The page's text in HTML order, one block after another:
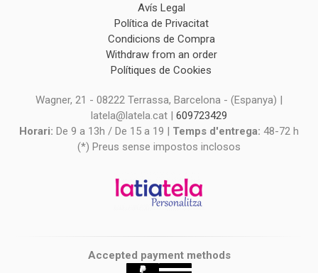
Avís Legal
Política de Privacitat
Condicions de Compra
Withdraw from an order
Polítiques de Cookies
Wagner, 21 - 08222 Terrassa, Barcelona - (Espanya) |
latela@latela.cat | 609723429
Horari: De 9 a 13h / De 15 a 19 | Temps d'entrega: 48-72 h
(*) Preus sense impostos inclosos
Accepted payment methods